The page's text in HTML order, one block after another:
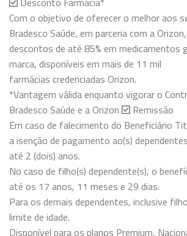
Com o objetivo de oferecer o melhor aos
Bradesco Saúde, em parceria com a
descontos de até 85% em medicamentos
marca, disponíveis em mais de 11 mil
farmácias credenciadas Orizon.
*Vantagem válida enquanto vigorar o
Bradesco Saúde e a Orizon
Remissão
Em caso de falecimento do Beneficiário
a isenção de pagamento ao(s)
até 2 (dois) anos.
No caso de filho(s) dependente(s), o
até os 17 anos, 11 meses e 29 dias.
Para os demais dependentes, inclusive
limite de idade.
Disponível para os planos Premium,